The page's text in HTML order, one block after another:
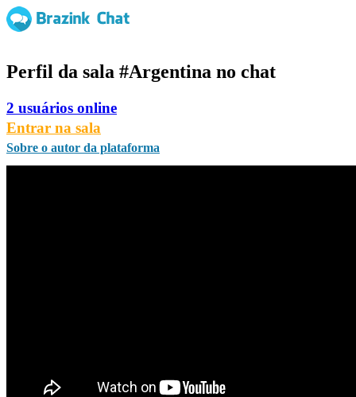
Perfil da sala #Argentina no chat
2 usuários online
Entrar na sala
Sobre o autor da plataforma